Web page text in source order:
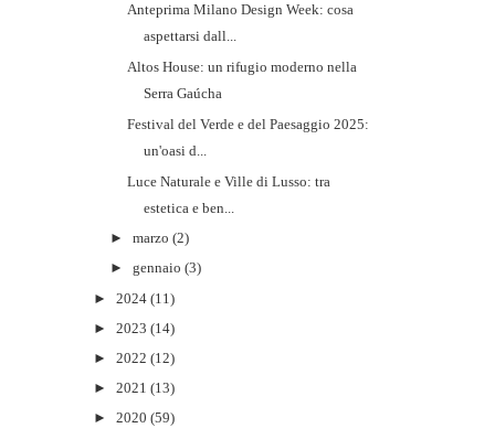
Anteprima Milano Design Week: cosa
aspettarsi dall...
Altos House: un rifugio moderno nella
Serra Gaúcha
Festival del Verde e del Paesaggio 2025:
un'oasi d...
Luce Naturale e Ville di Lusso: tra
estetica e ben...
►marzo (2)
►gennaio (3)
► 2024 (11)
► 2023 (14)
► 2022 (12)
► 2021 (13)
► 2020 (59)